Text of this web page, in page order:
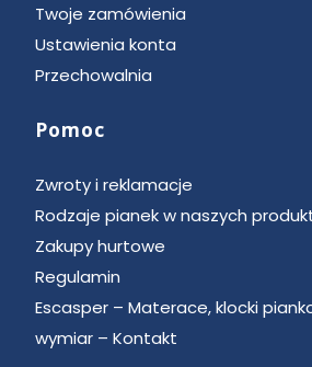
Twoje zamówienia
Ustawienia konta
Przechowalnia
Pomoc
Zwroty i reklamacje
Rodzaje pianek w naszych
Zakupy hurtowe
Regulamin
Escasper – Materace, klocki
wymiar – Kontakt